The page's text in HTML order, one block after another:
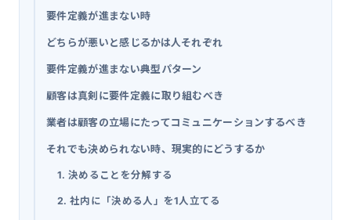
要件定義が進まない時
どちらが悪いと感じるかは人それぞれ
要件定義が進まない典型パターン
顧客は真剣に要件定義に取り組むべき
業者は顧客の立場にたってコミュニケーションするべき
それでも決められない時、現実的にどうするか
1. 決めることを分解する
2. 社内に「決める人」を1人立てる